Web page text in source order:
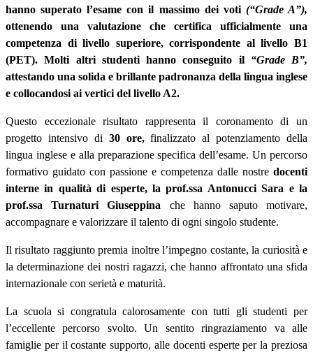
hanno superato l’esame con il massimo dei voti (“Grade A”),
ottenendo una valutazione che certifica ufficialmente una
competenza di livello superiore, corrispondente al livello B1
(PET). Molti altri studenti hanno conseguito il “Grade B”,
attestando una solida e brillante padronanza della lingua inglese
e collocandosi ai vertici del livello A2.
Questo eccezionale risultato rappresenta il coronamento di un
progetto intensivo di 30 ore,finalizzato al potenziamento della
lingua inglese e alla preparazione specifica dell’esame. Un percorso
formativo guidato con passione e competenza dalle nostre docenti
interne in qualità di esperte, la prof.ssa Antonucci Sara e la
prof.ssa Turnaturi
Giuseppina che hanno saputo motivare,
accompagnare e valorizzare il talento di ogni singolo studente.
Il risultato raggiunto premia inoltre l’impegno costante, la curiosità e
la determinazione dei nostri ragazzi, che hanno affrontato una sfida
internazionale con serietà e maturità.
La scuola si congratula calorosamente con tutti gli studenti per
l’eccellente percorso svolto. Un sentito ringraziamento va alle
famiglie per il costante supporto, alle docenti esperte per la preziosa